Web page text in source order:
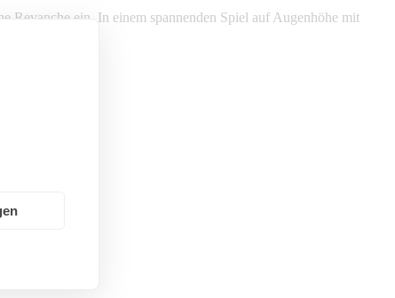
Revanche ein. In einem spannenden Spiel auf Augenhöhe mit